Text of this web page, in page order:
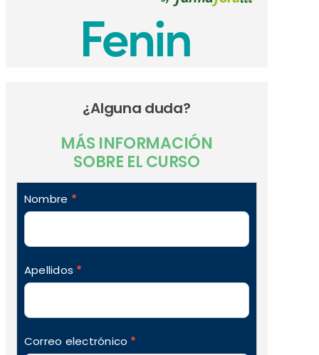
¿Alguna duda?
MÁS INFORMACIÓN
SOBRE EL CURSO
formulario_contacto_formacion
Nombre *
Apellidos *
Correo electrónico *